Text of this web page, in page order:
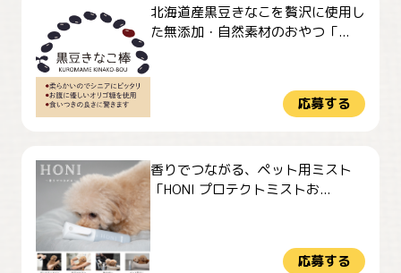
北海道産黒豆きなこを贅沢に使用し
た無添加・自然素材のおやつ「...
応募する
香りでつながる、ペット用ミスト
「HONI プロテクトミストお...
応募する